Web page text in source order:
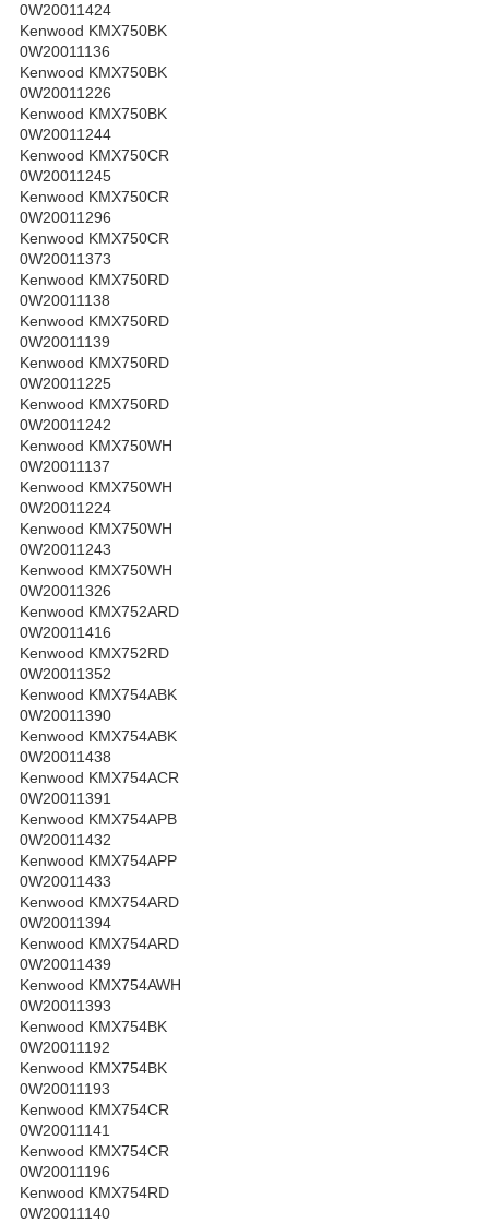
0W20011424
Kenwood KMX750BK
0W20011136
Kenwood KMX750BK
0W20011226
Kenwood KMX750BK
0W20011244
Kenwood KMX750CR
0W20011245
Kenwood KMX750CR
0W20011296
Kenwood KMX750CR
0W20011373
Kenwood KMX750RD
0W20011138
Kenwood KMX750RD
0W20011139
Kenwood KMX750RD
0W20011225
Kenwood KMX750RD
0W20011242
Kenwood KMX750WH
0W20011137
Kenwood KMX750WH
0W20011224
Kenwood KMX750WH
0W20011243
Kenwood KMX750WH
0W20011326
Kenwood KMX752ARD
0W20011416
Kenwood KMX752RD
0W20011352
Kenwood KMX754ABK
0W20011390
Kenwood KMX754ABK
0W20011438
Kenwood KMX754ACR
0W20011391
Kenwood KMX754APB
0W20011432
Kenwood KMX754APP
0W20011433
Kenwood KMX754ARD
0W20011394
Kenwood KMX754ARD
0W20011439
Kenwood KMX754AWH
0W20011393
Kenwood KMX754BK
0W20011192
Kenwood KMX754BK
0W20011193
Kenwood KMX754CR
0W20011141
Kenwood KMX754CR
0W20011196
Kenwood KMX754RD
0W20011140